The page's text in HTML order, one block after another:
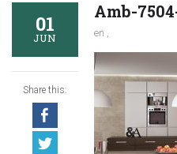
01
JUN
Share this:
Amb-
en ,